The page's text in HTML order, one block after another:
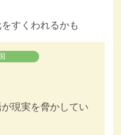
すくわれるかも
現実を脅かしてい